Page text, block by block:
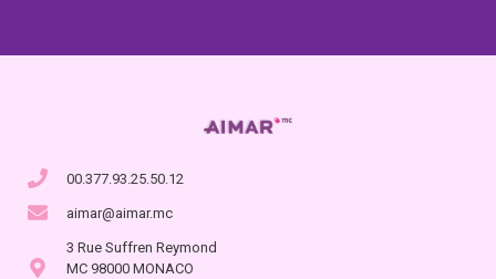
00.377.93.25.50.12
aimar@aimar.mc
3 Rue Suffren Reymond
MC 98000 MONACO